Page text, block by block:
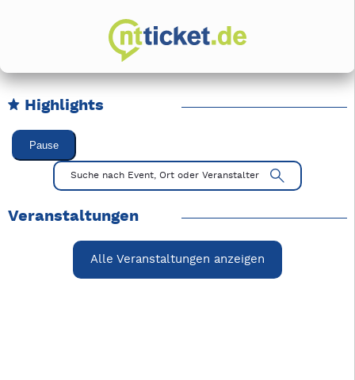
Highlights
Karussell Veranstaltungen überspringen
Pause
Mit Tab zu den Steuerelementen wechseln. Mit Pfeiltasten
Suche nach Event, Ort oder Veranstalter
Veranstaltungen
Alle Veranstaltungen anzeigen